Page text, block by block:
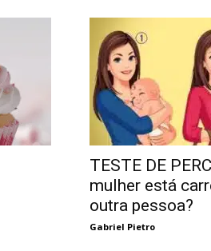
TESTE DE
mulher está
outra pessoa?
Gabriel Pietro